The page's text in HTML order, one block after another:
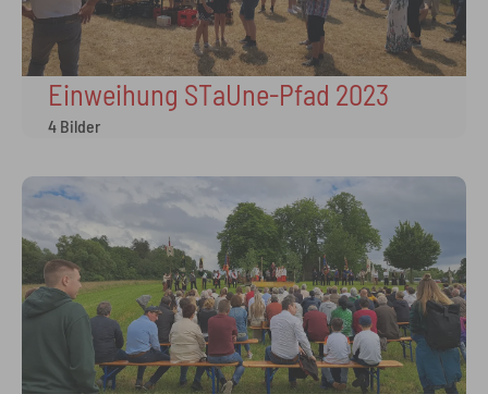
Einweihung STaUne-Pfad 2023
4 Bilder